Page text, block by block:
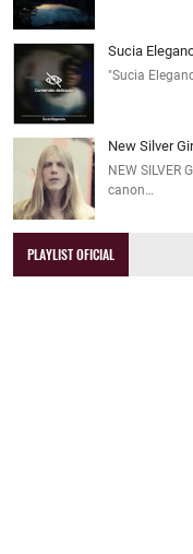
Sucia
"Sucia
New Silver
NEW SILVER
canon…
PLAYLIST OFICIAL